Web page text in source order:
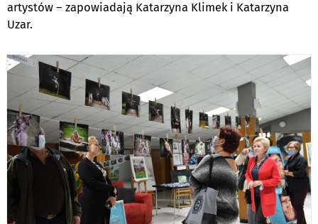
artystów – zapowiadają Katarzyna Klimek i Katarzyna
Uzar.